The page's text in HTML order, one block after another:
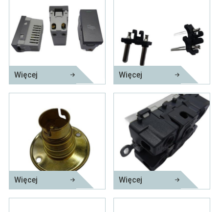
Więcej
Elementy elektryczne z miedzi
Więcej
Mosiężna szpilka do zaciskania
Więcej
Trzpień z mosiądzu
Więcej
Złącza zaciskowe z mosiądzu PCB